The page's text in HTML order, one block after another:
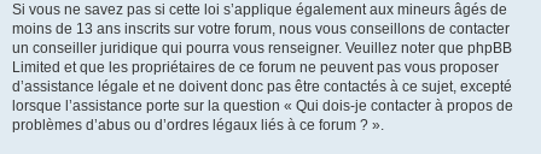
Si vous ne savez pas si cette loi s’applique également aux mineurs âgés de
moins de 13 ans inscrits sur votre forum, nous vous conseillons de contacter
un conseiller juridique qui pourra vous renseigner. Veuillez noter que phpBB
Limited et que les propriétaires de ce forum ne peuvent pas vous proposer
d’assistance légale et ne doivent donc pas être contactés à ce sujet, excepté
lorsque l’assistance porte sur la question « Qui dois-je contacter à propos de
problèmes d’abus ou d’ordres légaux liés à ce forum ? ».